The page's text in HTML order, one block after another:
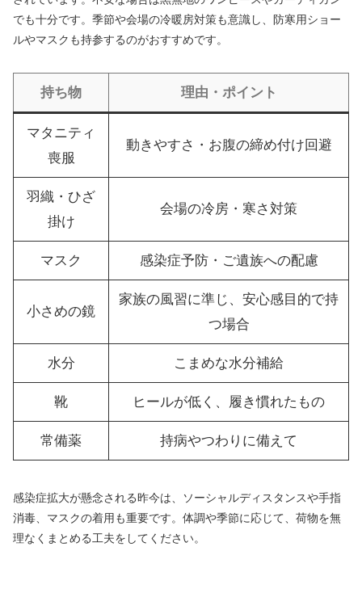
でも十分です。季節や会場の冷暖房対策も意識し、防寒用ショー
ルやマスクも持参するのがおすすめです。
持ち物 理由・ポイント
マタニティ
喪服
動きやすさ・お腹の締め付け回避
羽織・ひざ
掛け
会場の冷房・寒さ対策
マスク 感染症予防・ご遺族への配慮
小さめの鏡
家族の風習に準じ、安心感目的で持
つ場合
水分 こまめな水分補給
靴 ヒールが低く、履き慣れたもの
常備薬 持病やつわりに備えて
感染症拡大が懸念される昨今は、ソーシャルディスタンスや手指
消毒、マスクの着用も重要です。体調や季節に応じて、荷物を無
理なくまとめる工夫をしてください。